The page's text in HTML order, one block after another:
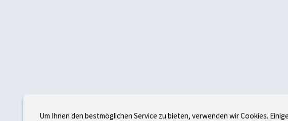
Um Ihnen den bestmöglichen Service zu bieten, verwenden wir Cookies.